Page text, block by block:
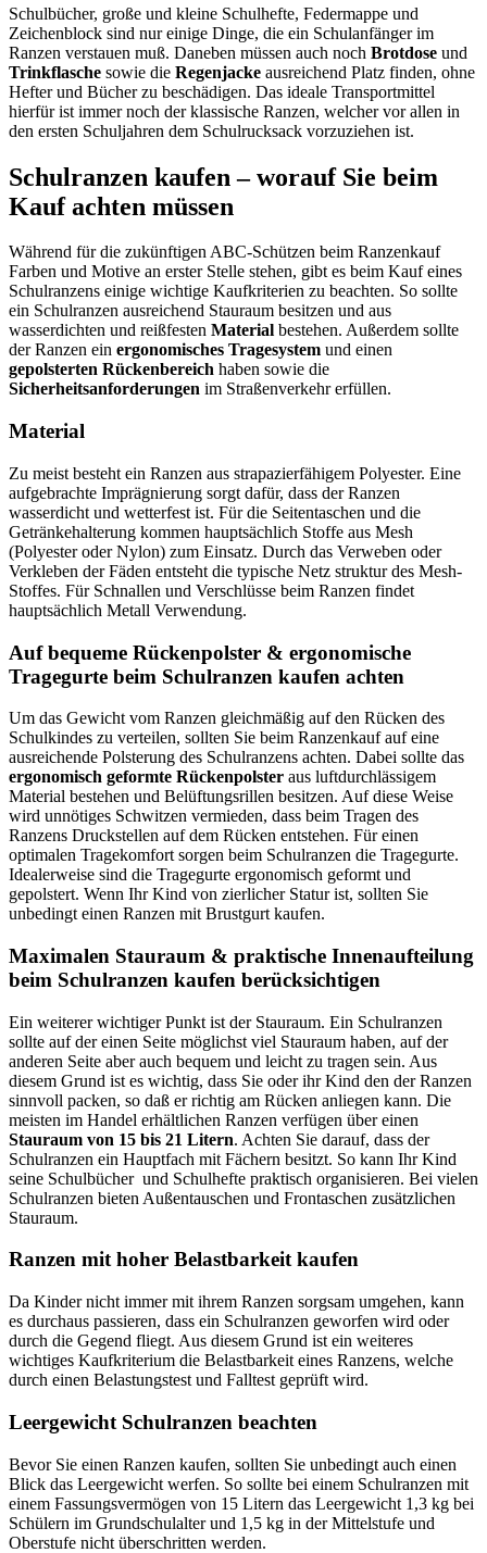
Schulbücher, große und kleine Schulhefte, Federmappe und
Zeichenblock sind nur einige Dinge, die ein Schulanfänger im
Ranzen verstauen muß. Daneben müssen auch noch Brotdose und
Trinkflasche sowie die Regenjacke ausreichend Platz finden, ohne
Hefter und Bücher zu beschädigen. Das ideale Transportmittel
hierfür ist immer noch der klassische Ranzen, welcher vor allen in
den ersten Schuljahren dem Schulrucksack vorzuziehen ist.
Schulranzen kaufen – worauf Sie beim
Kauf achten müssen
Während für die zukünftigen ABC-Schützen beim Ranzenkauf
Farben und Motive an erster Stelle stehen, gibt es beim Kauf eines
Schulranzens einige wichtige Kaufkriterien zu beachten. So sollte
ein Schulranzen ausreichend Stauraum besitzen und aus
wasserdichten und reißfesten Material bestehen. Außerdem sollte
der Ranzen ein ergonomisches Tragesystem und einen
gepolsterten Rückenbereich haben sowie die
Sicherheitsanforderungen im Straßenverkehr erfüllen.
Material
Zu meist besteht ein Ranzen aus strapazierfähigem Polyester. Eine
aufgebrachte Imprägnierung sorgt dafür, dass der Ranzen
wasserdicht und wetterfest ist. Für die Seitentaschen und die
Getränkehalterung kommen hauptsächlich Stoffe aus Mesh
(Polyester oder Nylon) zum Einsatz. Durch das Verweben oder
Verkleben der Fäden entsteht die typische Netz struktur des Mesh-
Stoffes. Für Schnallen und Verschlüsse beim Ranzen findet
hauptsächlich Metall Verwendung.
Auf bequeme Rückenpolster & ergonomische
Tragegurte beim Schulranzen kaufen achten
Um das Gewicht vom Ranzen gleichmäßig auf den Rücken des
Schulkindes zu verteilen, sollten Sie beim Ranzenkauf auf eine
ausreichende Polsterung des Schulranzens achten. Dabei sollte das
ergonomisch geformte Rückenpolster aus luftdurchlässigem
Material bestehen und Belüftungsrillen besitzen. Auf diese Weise
wird unnötiges Schwitzen vermieden, dass beim Tragen des
Ranzens Druckstellen auf dem Rücken entstehen. Für einen
optimalen Tragekomfort sorgen beim Schulranzen die Tragegurte.
Idealerweise sind die Tragegurte ergonomisch geformt und
gepolstert. Wenn Ihr Kind von zierlicher Statur ist, sollten Sie
unbedingt einen Ranzen mit Brustgurt kaufen.
Maximalen Stauraum & praktische Innenaufteilung
beim Schulranzen kaufen berücksichtigen
Ein weiterer wichtiger Punkt ist der Stauraum. Ein Schulranzen
sollte auf der einen Seite möglichst viel Stauraum haben, auf der
anderen Seite aber auch bequem und leicht zu tragen sein. Aus
diesem Grund ist es wichtig, dass Sie oder ihr Kind den der Ranzen
sinnvoll packen, so daß er richtig am Rücken anliegen kann. Die
meisten im Handel erhältlichen Ranzen verfügen über einen
Stauraum von 15 bis 21 Litern. Achten Sie darauf, dass der
Schulranzen ein Hauptfach mit Fächern besitzt. So kann Ihr Kind
seine Schulbücher und Schulhefte praktisch organisieren. Bei vielen
Schulranzen bieten Außentauschen und Frontaschen zusätzlichen
Stauraum.
Ranzen mit hoher Belastbarkeit kaufen
Da Kinder nicht immer mit ihrem Ranzen sorgsam umgehen, kann
es durchaus passieren, dass ein Schulranzen geworfen wird oder
durch die Gegend fliegt. Aus diesem Grund ist ein weiteres
wichtiges Kaufkriterium die Belastbarkeit eines Ranzens, welche
durch einen Belastungstest und Falltest geprüft wird.
Leergewicht Schulranzen beachten
Bevor Sie einen Ranzen kaufen, sollten Sie unbedingt auch einen
Blick das Leergewicht werfen. So sollte bei einem Schulranzen mit
einem Fassungsvermögen von 15 Litern das Leergewicht 1,3 kg bei
Schülern im Grundschulalter und 1,5 kg in der Mittelstufe und
Oberstufe nicht überschritten werden.